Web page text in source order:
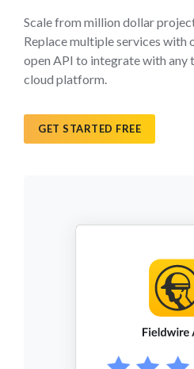
Scale from million dollar
Replace multiple services with
open API to integrate with any
cloud platform.
GET STARTED FREE